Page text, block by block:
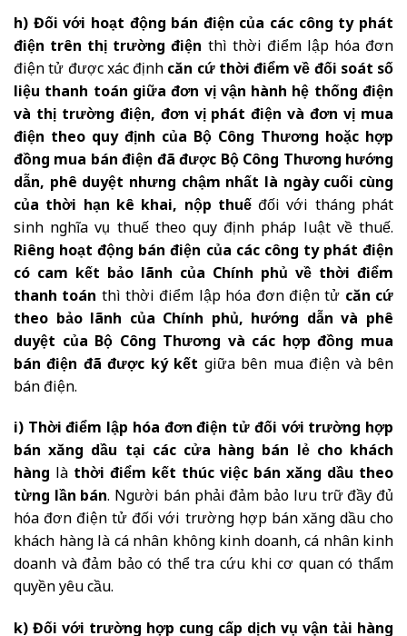
h) Đối với hoạt động bán điện của các công ty phát
điện trên thị trường điện thì thời điểm lập hóa đơn
điện tử được xác địnhcăn cứ thời điểm về đối soát số
liệu thanh toán giữa đơn vị vận hành hệ thống điện
và thị trường điện, đơn vị phát điện và đơn vị mua
điện theo quy định của Bộ Công Thương hoặc hợp
đồng mua bán điện đã được Bộ Công Thương hướng
dẫn, phê duyệt nhưng chậm nhất là ngày cuối cùng
của thời hạn kê khai, nộp thuếđối với tháng phát
sinh nghĩa vụ thuế theo quy định pháp luật về thuế.
Riêng hoạt động bán điện của các công ty phát điện
có cam kết bảo lãnh của Chính phủ về thời điểm
thanh toán thì thời điểm lập hóa đơn điện tử căn cứ
theo bảo lãnh của Chính phủ, hướng dẫn và phê
duyệt của Bộ Công Thương và các hợp đồng mua
bán điện đã được ký kết giữa bên mua điện và bên
bán điện.
i) Thời điểm lập hóa đơn điện tử đối với trường hợp
bán xăng dầu tại các cửa hàng bán lẻ cho khách
hàng là thời điểm kết thúc việc bán xăng dầu theo
từng lần bán. Người bán phải đảm bảo lưu trữ đầy đủ
hóa đơn điện tử đối với trường hợp bán xăng dầu cho
khách hàng là cá nhân không kinh doanh, cá nhân kinh
doanh và đảm bảo có thể tra cứu khi cơ quan có thẩm
quyền yêu cầu.